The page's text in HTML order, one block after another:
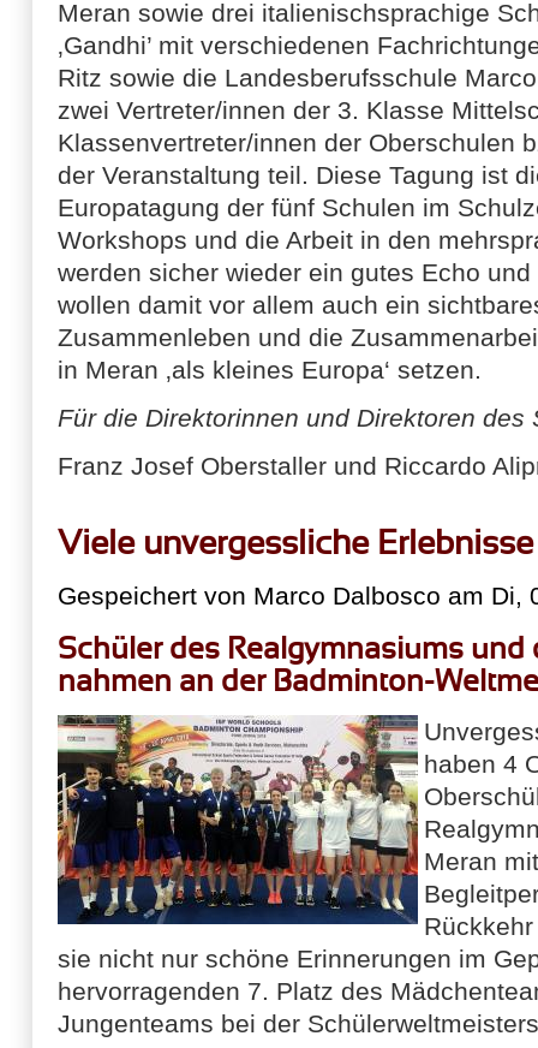
Meran sowie drei italienischsprachige
‚Gandhi’ mit verschiedenen
Ritz sowie die Landesberufsschule
zwei Vertreter/innen der 3. Klasse
Klassenvertreter/innen der Oberschulen
der Veranstaltung teil. Diese Tagung ist
Europatagung der fünf Schulen im
Workshops und die Arbeit in den
werden sicher wieder ein gutes Echo
wollen damit vor allem auch ein
Zusammenleben und die
in Meran ‚als kleines Europa‘ setzen.
Für die Direktorinnen und Direktoren des
Franz Josef Oberstaller und Riccardo
Viele unvergessliche
Gespeichert von Marco Dalbosco am Di,
Schüler des Realgymnasiums und
nahmen an der Badminton-
haben 4
Meran
sie nicht nur schöne Erinnerungen im
hervorragenden 7. Platz des
Jungenteams bei der